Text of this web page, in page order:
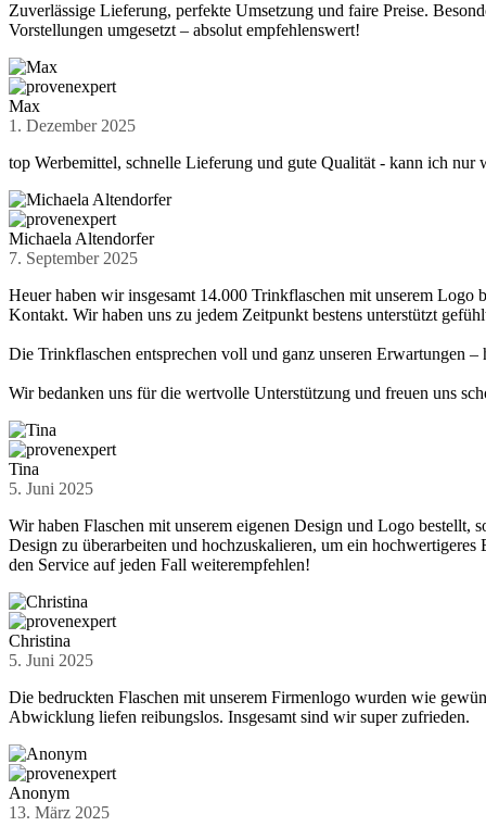
Zuverlässige Lieferung, perfekte Umsetzung und faire Preise.
Vorstellungen umgesetzt – absolut empfehlenswert!
Max
1. Dezember 2025
top Werbemittel, schnelle Lieferung und gute Qualität - kann ich nur
Michaela Altendorfer
7. September 2025
Heuer haben wir insgesamt 14.000 Trinkflaschen mit unserem
Kontakt. Wir haben uns zu jedem Zeitpunkt bestens unterstützt
Die Trinkflaschen entsprechen voll und ganz unseren Erwartungen
Wir bedanken uns für die wertvolle Unterstützung und freuen uns
Tina
5. Juni 2025
Wir haben Flaschen mit unserem eigenen Design und Logo bestellt,
Design zu überarbeiten und hochzuskalieren, um ein
den Service auf jeden Fall weiterempfehlen!
Christina
5. Juni 2025
Die bedruckten Flaschen mit unserem Firmenlogo wurden wie
Abwicklung liefen reibungslos. Insgesamt sind wir super zufrieden.
Anonym
13. März 2025